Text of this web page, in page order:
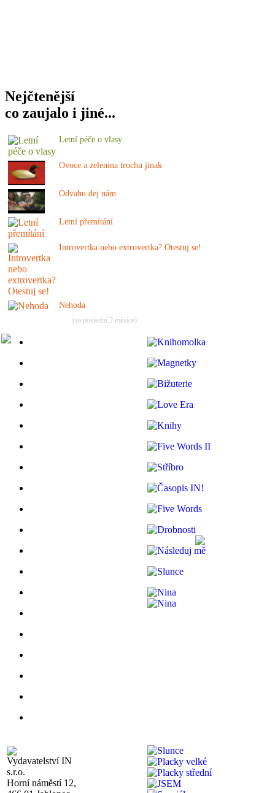
Nejčtenější
co zaujalo i jiné...
Letní péče o vlasy
Ovoce a zelenina trochu jinak
Odvahu dej nám
Letní přemítání
Introvertka nebo extrovertka? Otestuj se!
Nehoda
(za poslední 2 měsíce)
Vydavatelství IN
s.r.o.
Horní náměstí 12,